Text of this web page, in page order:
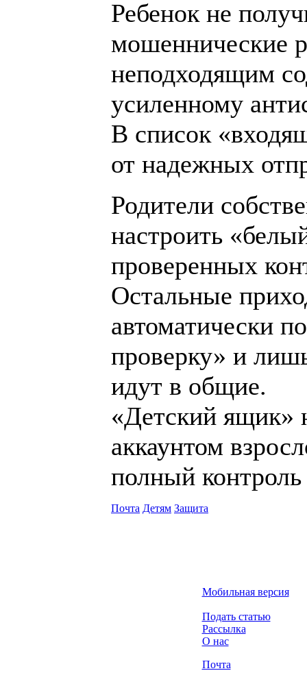
Ребенок не
мошеннические
неподходящим
усиленному
В список
от надежных
Родители
настроить
проверенных
Остальные
автоматически
проверку» и
идут в общие.
«Детский ящик»
аккаунтом
полный
Почта Детям Защита
Мобильная версия
Подать статью
Рассылка
О нас
Почта